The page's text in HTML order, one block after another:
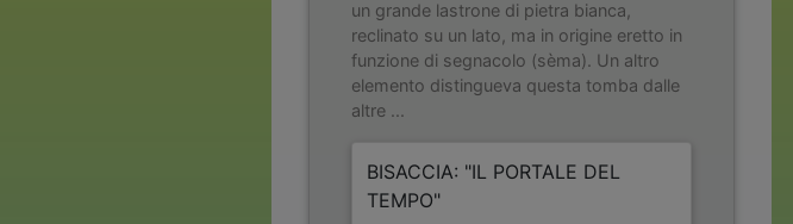
un grande lastrone di pietra bianca,
reclinato su un lato, ma in origine eretto in
funzione di segnacolo (sèma). Un altro
elemento distingueva questa tomba dalle
altre ...
BISACCIA: "IL PORTALE DEL
TEMPO"